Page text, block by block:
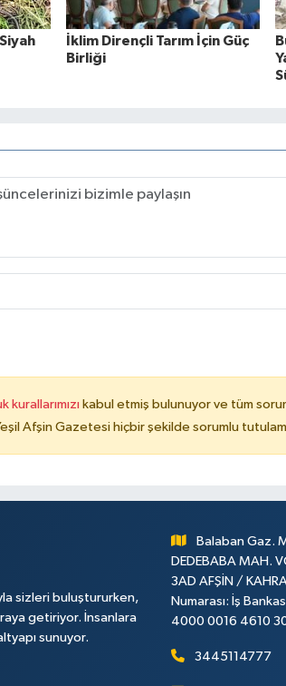
İklim Dirençli Tarım İçin Güç
Birliği
kurallarımızı kabul etmiş bulunuyor ve tüm
Afşin Gazetesi hiçbir şekilde sorumlu
sizleri buluştururken,
getiriyor. İnsanlara
sunuyor.
Balaban Gaz.
DEDEBABA MAH.
3AD AFŞİN /
Numarası: İş
4000 0016 4610
3445114777